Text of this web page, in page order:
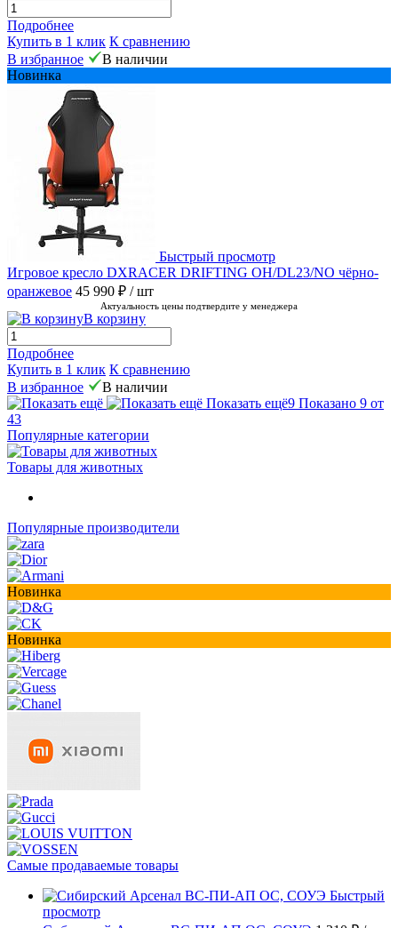
Подробнее
Купить в 1 клик К сравнению
В избранное
В наличии
Новинка
Быстрый просмотр
Игровое кресло DXRACER DRIFTING OH/DL23/NO чёрно-
оранжевое 45 990 ₽ / шт
Актуальность цены подтвердите у менеджера
В корзину
Подробнее
Купить в 1 клик К сравнению
В избранное
В наличии
Показать ещё9 Показано 9 от
43
Популярные категории
Товары для животных
Популярные производители
Новинка
Новинка
Самые продаваемые товары
Быстрый
просмотр